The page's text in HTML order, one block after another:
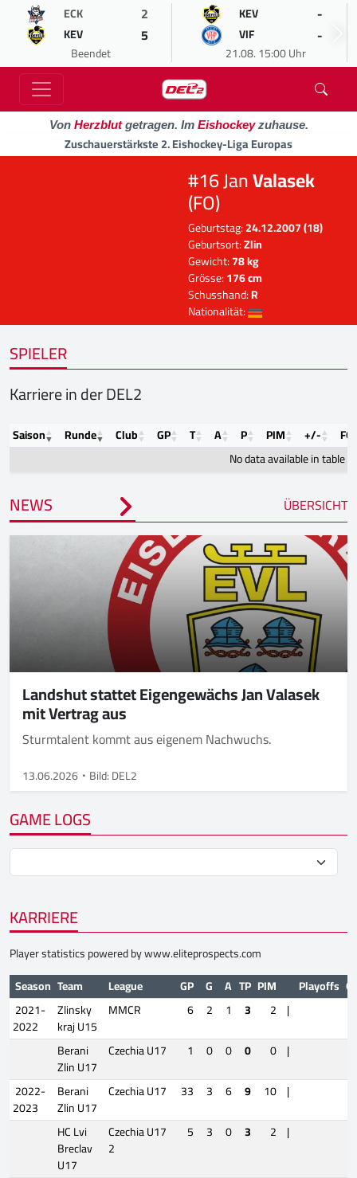
ECK 2
KEV 5
Beendet
KEV -
VIF -
21.08. 15:00 Uhr
Von Herzblutgetragen. Im Eishockeyzuhause.
Zuschauerstärkste 2. Eishockey-Liga Europas
#16 JanValasek
(FO)
Geburtstag:24.12.2007 (18)
Geburtsort:Zlin
Gewicht:78 kg
Grösse:176 cm
Schusshand:R
Nationalität:
SPIELER
Karriere in der DEL2
Saison Runde Club GP T A P PIM +/-
No data available in table
NEWS ÜBERSICHT
Landshut stattet Eigengewächs Jan Valasek
mit Vertrag aus
Sturmtalent kommt aus eigenem Nachwuchs.
13.06.2026 Bild: DEL2
GAME LOGS
KARRIERE
Player statistics powered bywww.eliteprospects.com
Season Team League GP G A TP PIM Playoffs
2021-
2022
Zlinsky
kraj U15
MMCR 6 2 1 3 2 |
Berani
Zlin U17
Czechia U17 1 0 0 0 0 |
2022-
2023
Berani
Zlin U17
Czechia U17 33 3 6 9 10 |
HC Lvi
Breclav
U17
Czechia U17
2
5 3 0 3 2 |